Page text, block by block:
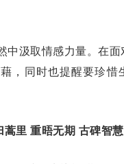
中汲取情感力量。在
，同时也提醒要珍惜
蒿里 重晤无期 古碑智慧